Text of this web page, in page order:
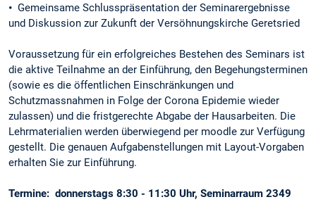
• Gemeinsame Schlusspräsentation der Seminarergebnisse
und Diskussion zur Zukunft der Versöhnungskirche Geretsried
Voraussetzung für ein erfolgreiches Bestehen des Seminars ist
die aktive Teilnahme an der Einführung, den Begehungsterminen
(sowie es die öffentlichen Einschränkungen und
Schutzmassnahmen in Folge der Corona Epidemie wieder
zulassen) und die fristgerechte Abgabe der Hausarbeiten. Die
Lehrmaterialien werden überwiegend per moodle zur Verfügung
gestellt. Die genauen Aufgabenstellungen mit Layout-Vorgaben
erhalten Sie zur Einführung.
Termine: donnerstags 8:30 - 11:30 Uhr, Seminarraum 2349